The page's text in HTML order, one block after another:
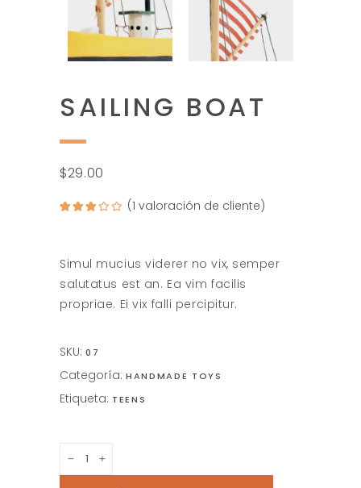
SAILING BOAT
$29.00
Valorado
1
puntuación
cliente
(1 valoración de cliente)
Simul mucius viderer no vix, semper
salutatus est an. Ea vim facilis
propriae. Ei vix falli percipitur.
SKU: 07
Categoría: HANDMADE TOYS
Etiqueta: TEENS
Sailing
Boat